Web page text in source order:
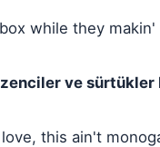
while they makin'
ve
this ain't